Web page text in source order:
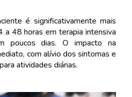
é significativamente mais
a 48 horas em terapia intensiva
poucos dias. O impacto na
com alívio dos sintomas e
atividades diárias.